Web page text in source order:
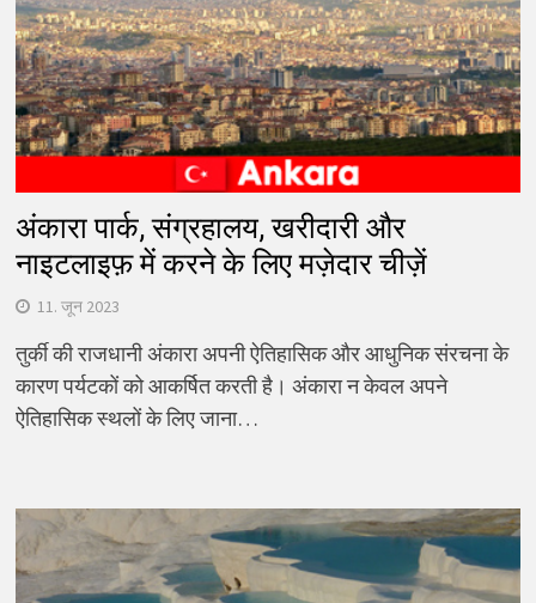
अंकारा पार्क, संग्रहालय, खरीदारी और
नाइटलाइफ़ में करने के लिए मज़ेदार चीज़ें
11. जून 2023
तुर्की की राजधानी अंकारा अपनी ऐतिहासिक और आधुनिक संरचना के
कारण पर्यटकों को आकर्षित करती है। अंकारा न केवल अपने
ऐतिहासिक स्थलों के लिए जाना…